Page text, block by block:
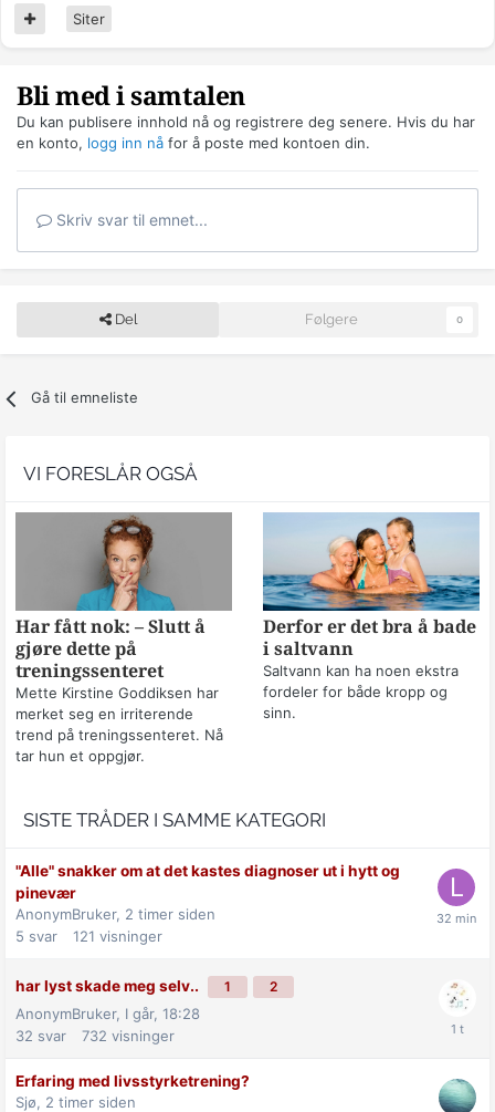
Siter
Bli med i samtalen
Du kan publisere innhold nå og registrere deg senere. Hvis du har
en konto, logg inn nå for å poste med kontoen din.
Skriv svar til emnet...
Del Følgere 0
Gå til emneliste
VI FORESLÅR OGSÅ
Har fått nok: – Slutt å
gjøre dette på
treningssenteret
Mette Kirstine Goddiksen har
merket seg en irriterende
trend på treningssenteret. Nå
tar hun et oppgjør.
Derfor er det bra å bade
i saltvann
Saltvann kan ha noen ekstra
fordeler for både kropp og
sinn.
SISTE TRÅDER I SAMME KATEGORI
"Alle" snakker om at det kastes diagnoser ut i hytt og
pinevær
AnonymBruker, 2 timer siden
5 svar 121 visninger
har lyst skade meg selv.. 1 2
AnonymBruker, I går, 18:28
32 svar 732 visninger
Erfaring med livsstyrketrening?
Sjø, 2 timer siden